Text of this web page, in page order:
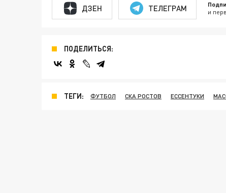
ДЗЕН ТЕЛЕГРАМ и
ПОДЕЛИТЬСЯ:
ТЕГИ: ФУТБОЛ СКА РОСТОВ ЕССЕНТУКИ